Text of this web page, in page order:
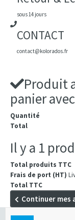
sous 14 jours
CONTACT
contact@kolorados.fr
Produit
panier
Quantité
Total
Il y a 1
Total produits TTC
Frais de port (HT)
Total TTC
Continuer mes